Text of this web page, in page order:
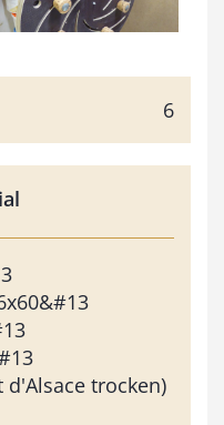
6
d'Alsace trocken)